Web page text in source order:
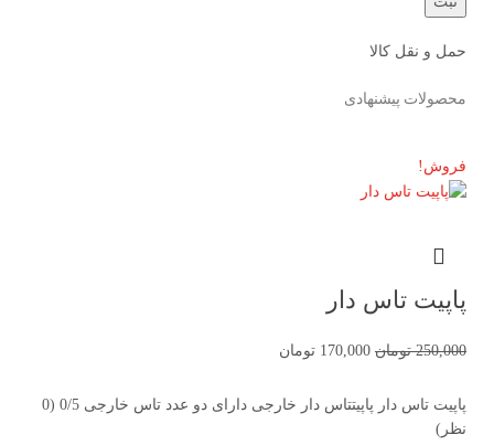
حمل و نقل کالا
محصولات پیشنهادی
فروش!
پاپیت تاس دار
250,000 تومان 170,000 تومان
پاپیت تاس دار پاپیتتاس دار خارجی دارای دو عدد تاس خارجی 0/5 (0
نظر)